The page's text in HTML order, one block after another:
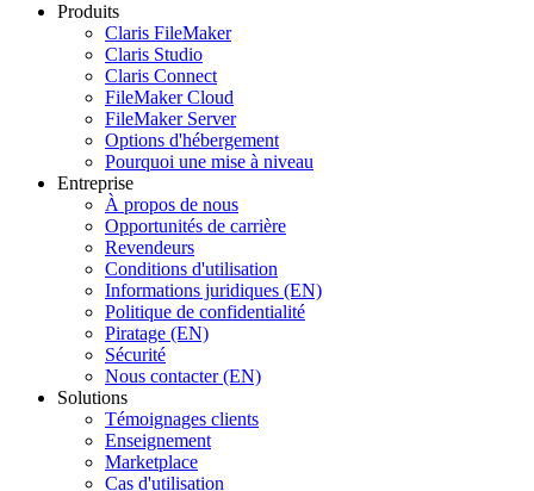
Produits
Claris FileMaker
Claris Studio
Claris Connect
FileMaker Cloud
FileMaker Server
Options d'hébergement
Pourquoi une mise à niveau
Entreprise
À propos de nous
Opportunités de carrière
Revendeurs
Conditions d'utilisation
Informations juridiques (EN)
Politique de confidentialité
Piratage (EN)
Sécurité
Nous contacter (EN)
Solutions
Témoignages clients
Enseignement
Marketplace
Cas d'utilisation